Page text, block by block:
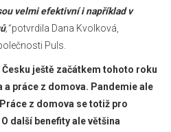
velmi efektivní i například v
,“potvrdila Dana Kvolková,
Puls.
ještě začátkem tohoto roku
a práce z domova. Pandemie ale
z domova se totiž pro
další benefity ale většina